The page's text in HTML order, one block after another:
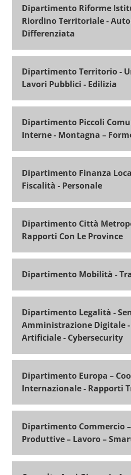
Dipartimento Riforme
Riordino Territoriale -
Differenziata
Dipartimento Territorio -
Lavori Pubblici - Edilizia
Dipartimento Piccoli
Interne - Montagna –
Dipartimento Finanza
Fiscalità - Personale
Dipartimento Città
Rapporti Con Le Province
Dipartimento Mobilità -
Dipartimento Legalità -
Amministrazione Digitale
Artificiale - Cybersecurity
Dipartimento Europa –
Internazionale - Rapporti
Dipartimento Commercio
Produttive – Lavoro –